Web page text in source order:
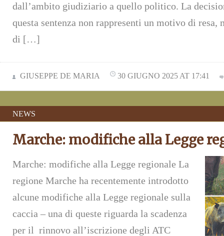
dall’ambito giudiziario a quello politico. La
questa sentenza non rappresenti un motivo di resa,
di […]
GIUSEPPE DE MARIA 30 GIUGNO 2025 AT 17:41
NEWS
Marche: modifiche alla Legge
Marche: modifiche alla Legge regionale La
regione Marche ha recentemente introdotto
alcune modifiche alla Legge regionale sulla
caccia – una di queste riguarda la scadenza
per il rinnovo all’iscrizione degli ATC